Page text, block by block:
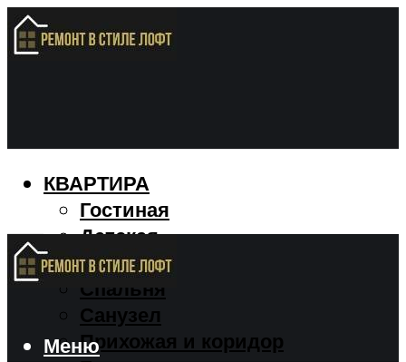
КВАРТИРА
Гостиная
Детская
Кухня
Спальня
Санузел
Прихожая и коридор
Меню